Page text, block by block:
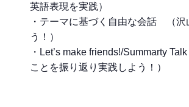
英語表現を実践）
・テーマに基づく自由な会話 （沢
う！）
・Let’s make friends!/Summarty
ことを振り返り実践しよう！）